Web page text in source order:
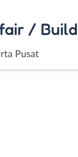
/
Pusat